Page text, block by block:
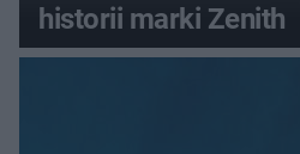
historii marki Zenith